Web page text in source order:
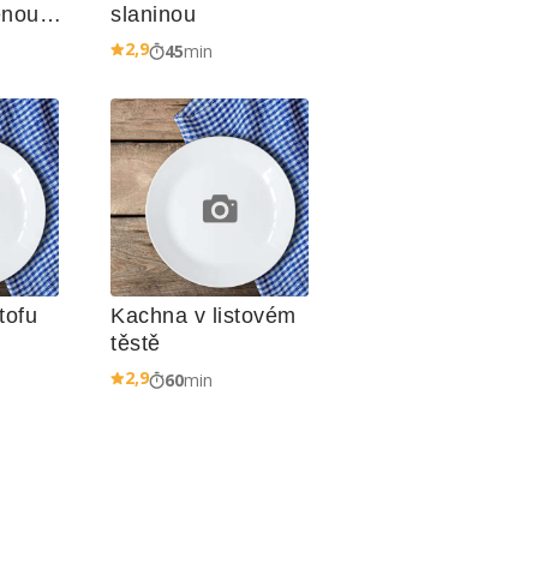
slaninou
2,9 45min
Kachna v listovém
těstě
2,9 60min